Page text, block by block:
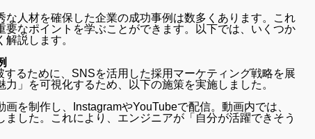
人材を確保した企業の成功事例は数多くあります。これ
なポイントを学ぶことができます。以下では、いくつか
説します。
るために、SNSを活用した採用マーケティング戦略を展
」を可視化するため、以下の施策を実施しました。
を制作し、InstagramやYouTubeで配信。動画内では、
した。これにより、エンジニアが「自分が活躍できそう